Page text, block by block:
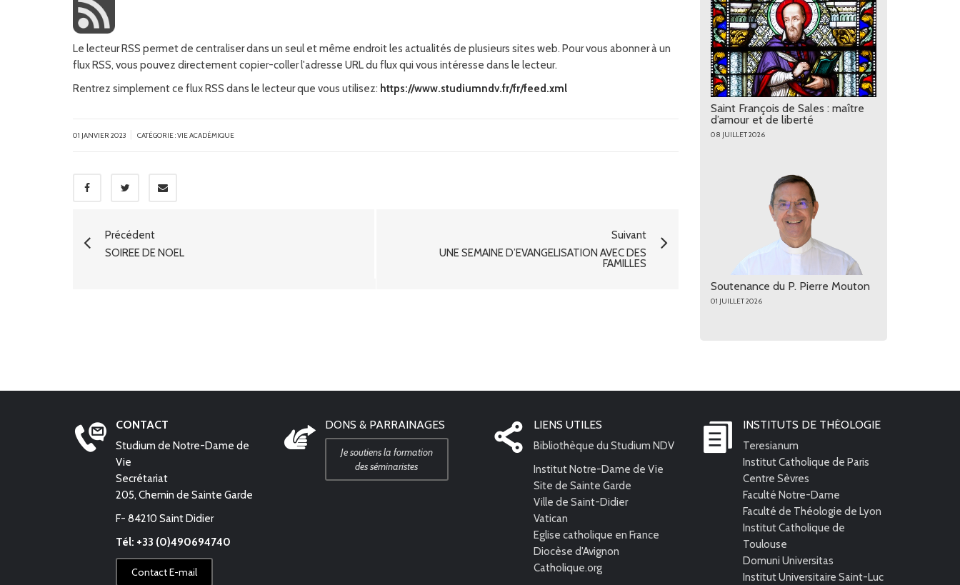
Saint François de Sales : maître
d’amour et de liberté
08 JUILLET 2026
Soutenance du P. Pierre Mouton
01 JUILLET 2026
Le lecteur RSS permet de centraliser dans un seul et même endroit les actualités de plusieurs sites web. Pour vous abonner à un
flux RSS, vous pouvez directement copier-coller l'adresse URL du flux qui vous intéresse dans le lecteur.
Rentrez simplement ce flux RSS dans le lecteur que vous utilisez: https://www.studiumndv.fr/fr/feed.xml
01 JANVIER 2023 CATÉGORIE :VIE ACADÉMIQUE
Précédent
SOIRÉE DE NOËL
Suivant
UNE SEMAINE D’ÉVANGÉLISATION AVEC DES
FAMILLES
CONTACT
Studium de Notre-Dame de
Vie
Secrétariat
205, Chemin de Sainte Garde
F- 84210 Saint Didier
Tél: +33 (0)490694740
Contact E-mail
DONS & PARRAINAGES
Je soutiens la formation
des séminaristes
LIENS UTILES
Bibliothèque du Studium NDV
Institut Notre-Dame de Vie
Site de Sainte Garde
Ville de Saint-Didier
Vatican
Eglise catholique en France
Diocèse d'Avignon
Catholique.org
INSTITUTS DE THÉOLOGIE
Teresianum
Institut Catholique de Paris
Centre Sèvres
Faculté Notre-Dame
Faculté de Théologie de Lyon
Institut Catholique de
Toulouse
Domuni Universitas
Institut Universitaire Saint-Luc